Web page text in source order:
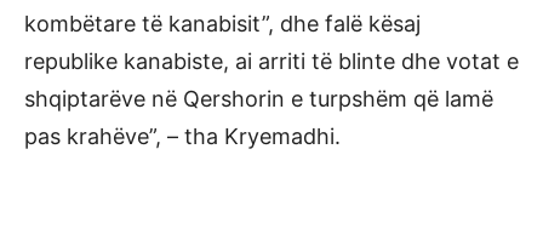
kombëtare të kanabisit”, dhe falë kësaj
republike kanabiste, ai arriti të blinte dhe votat e
shqiptarëve në Qershorin e turpshëm që lamë
pas krahëve”, – tha Kryemadhi.